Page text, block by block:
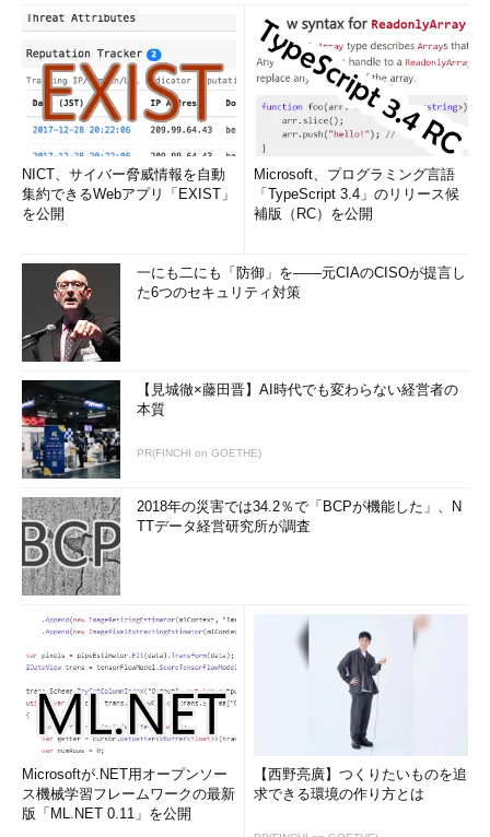
NICT、サイバー脅威情報を自動
集約できるWebアプリ「EXIST」
を公開
Microsoft、プログラミング言語
「TypeScript 3.4」のリリース候
補版（RC）を公開
一にも二にも「防御」を――元CIAのCISOが提言し
た6つのセキュリティ対策
【見城徹×藤田晋】AI時代でも変わらない経営者の
本質
PR(FINCHI on GOETHE)
2018年の災害では34.2％で「BCPが機能した」、N
TTデータ経営研究所が調査
Microsoftが.NET用オープンソー
ス機械学習フレームワークの最新
版「ML.NET 0.11」を公開
【西野亮廣】つくりたいものを追
求できる環境の作り方とは